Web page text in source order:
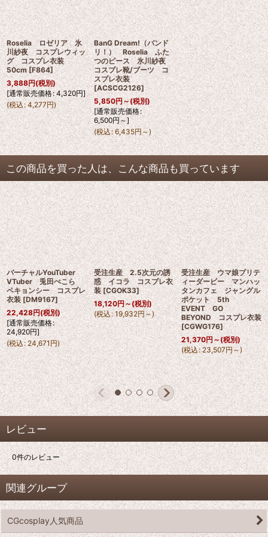
Roselia ロゼリア 氷
川紗夜 コスプレウィッ
グ コスプレ衣装
50cm [F864]
3,888円(税別)
[通常販売価格: 4,320円]
(税込: 4,277円)
BanG Dream!（バンド
リ！） Roselia ふた
つのピース 氷川紗夜
コスプレ靴/ブーツ コ
スプレ衣装
[ACSCG2126]
5,850円 ～(税別)
[通常販売価格:
6,500円～]
(税込: 6,435円～)
この商品を買った人は、こんな商品も買っています
バーチャルYouTuber
VTuber 兎田ぺこら
ペキョンシー コスプレ
衣装 [DM9167]
22,428円(税別)
[通常販売価格:
24,920円]
(税込: 24,671円)
受注生産 2.5次元の誘
惑 イコラ コスプレ衣
装 [CGOK33]
18,120円～(税別)
(税込: 19,932円～)
受注生産 ウマ娘プリテ
ィーダービー マンハッ
タンカフェ ジャングル
ポケット 5th
EVENT GO
BEYOND コスプレ衣装
[CGWG176]
21,370円～(税別)
(税込: 23,507円～)
レビュー
0件のレビュー
関連グループ
CGcosplay人気商品